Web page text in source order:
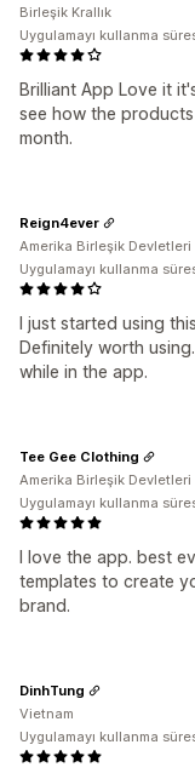
Brilliant App Love it
see how the
month.
Birleşik Krallık
Uygulamayı kullanma
I just started using
Definitely worth
while in the app.
Reign4ever
Amerika Birleşik Devletleri
Uygulamayı kullanma
I love the app. best
templates to create
brand.
Tee Gee Clothing
Amerika Birleşik Devletleri
Uygulamayı kullanma
DinhTung
Vietnam
Uygulamayı kullanma